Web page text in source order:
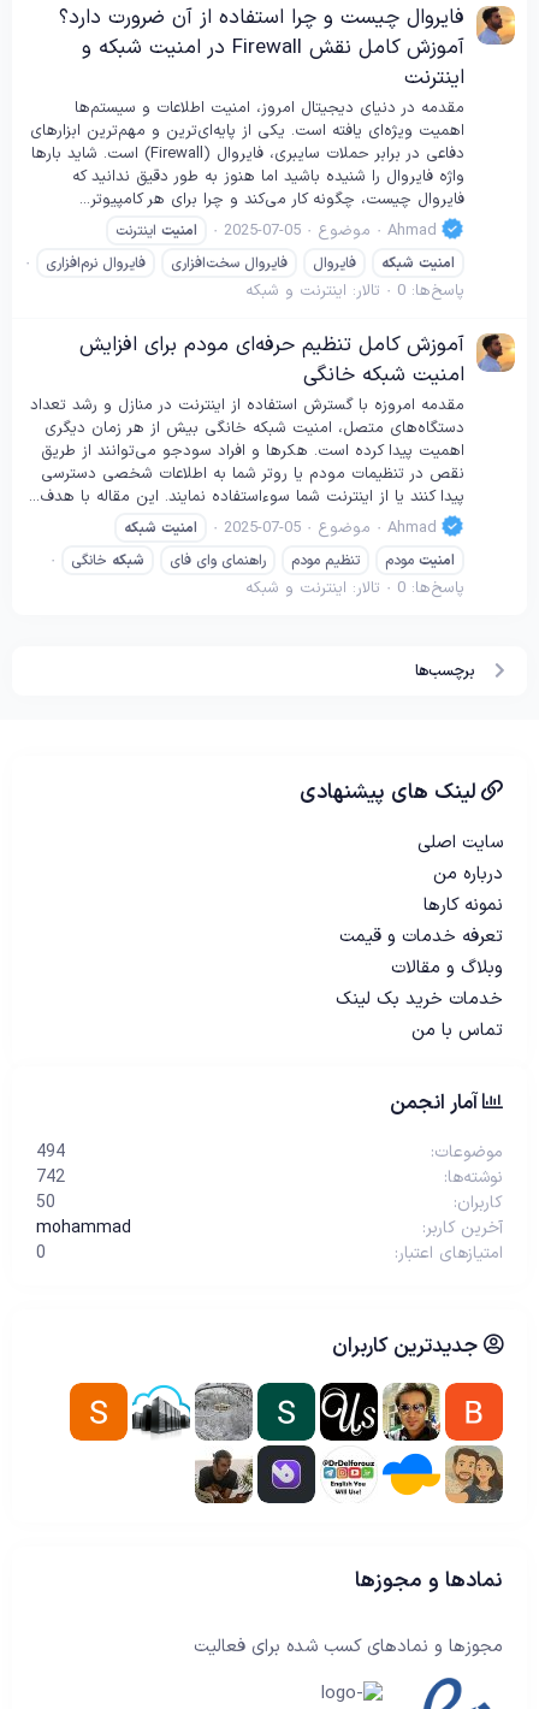
فایروال چیست و چرا استفاده از آن ضرورت دارد؟
آموزش کامل نقش Firewall در امنیت شبکه و
اینترنت
مقدمه در دنیای دیجیتال امروز، امنیت اطلاعات و سیستم‌ها
اهمیت ویژه‌ای یافته است. یکی از پایه‌ای‌ترین و مهم‌ترین ابزارهای
دفاعی در برابر حملات سایبری، فایروال (Firewall) است. شاید بارها
واژه فایروال را شنیده باشید اما هنوز به طور دقیق ندانید که
فایروال چیست، چگونه کار می‌کند و چرا برای هر کامپیوتر...
Ahmad
موضوع 2025-07-05 امنیت اینترنت
امنیت شبکه فایروال فایروال سخت‌افزاری فایروال نرم‌افزاری
پاسخ‌ها: 0 تالار: اینترنت و شبکه
آموزش کامل تنظیم حرفه‌ای مودم برای افزایش
امنیت شبکه خانگی
مقدمه امروزه با گسترش استفاده از اینترنت در منازل و رشد تعداد
دستگاه‌های متصل، امنیت شبکه خانگی بیش از هر زمان دیگری
اهمیت پیدا کرده است. هکرها و افراد سودجو می‌توانند از طریق
نقص در تنظیمات مودم یا روتر شما به اطلاعات شخصی دسترسی
پیدا کنند یا از اینترنت شما سوءاستفاده نمایند. این مقاله با هدف...
Ahmad
موضوع 2025-07-05 امنیت شبکه
امنیت مودم تنظیم مودم راهنمای وای فای شبکه خانگی
پاسخ‌ها: 0 تالار: اینترنت و شبکه
برچسب‌ها
لینک های پیشنهادی
سایت اصلی
درباره من
نمونه کارها
تعرفه خدمات و قیمت
وبلاگ و مقالات
خدمات خرید بک لینک
تماس با من
آمار انجمن
موضوعات
494
نوشته‌ها
742
کاربران
50
آخرین کاربر
mohammad
امتیازهای اعتبار
0
جدیدترین کاربران
نمادها و مجوزها
مجوزها و نمادهای کسب شده برای فعالیت